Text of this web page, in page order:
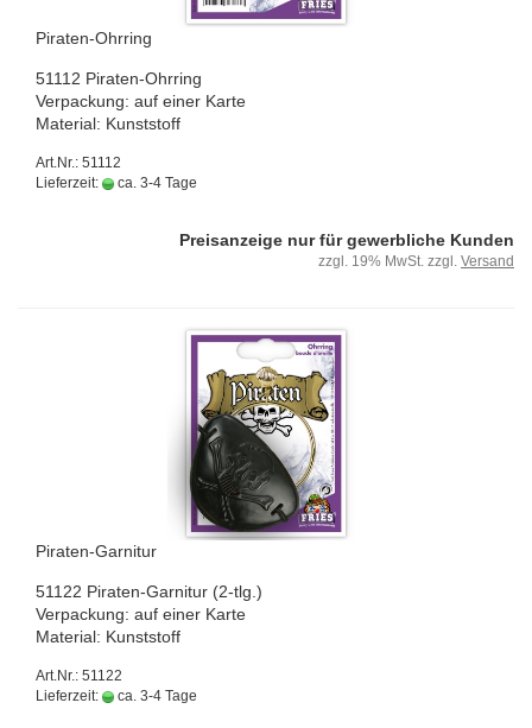
Piraten-​​Ohr­ring
51112 Piraten-​Ohrring
Ver­pa­ckung: auf einer Karte
Ma­te­ri­al: Kunst­stoff
Art.Nr.: 51112
Lieferzeit:
ca. 3-4 Tage
Preisanzeige nur für gewerbliche Kunden
zzgl. 19% MwSt. zzgl. Versand
Piraten-​​Gar­ni­tur
51122 Piraten-​Garnitur (2-tlg.)
Ver­pa­ckung: auf einer Karte
Ma­te­ri­al: Kunst­stoff
Art.Nr.: 51122
Lieferzeit:
ca. 3-4 Tage